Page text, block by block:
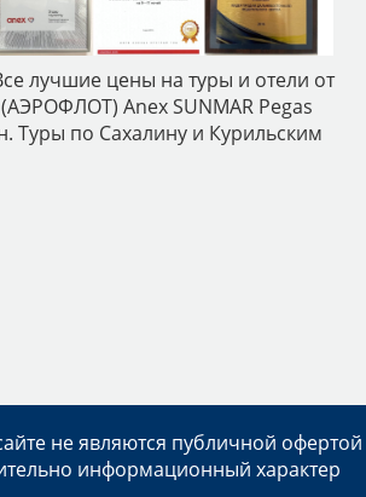
лучшие цены на туры и отели от
Аnex SUNMAR Pegas
Туры по Сахалину и Курильским
не являются публичной офертой
информационный характер